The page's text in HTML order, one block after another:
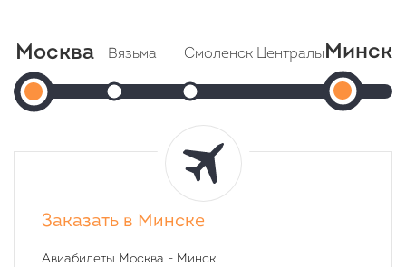
Москва
Москва
(Белорусский
вокзал)
21:44
Вязьма
Прибытие: 00:57
Cтоянка: 23 мин
В пути: 3 часа 13 минут
Смоленск Центральный
Cтоянка: 17 мин
В пути: 5 часов 42 минуты
В
Минск
Заказать в Минске
Авиабилеты Москва - Минск